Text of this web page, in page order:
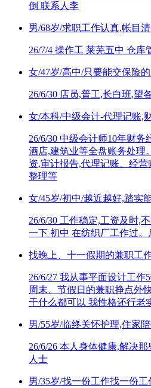
倒 联系人李
男/68岁/求职工作认真,帐目
26/7/4 操作工 莱芜五中 仓库
女/47岁/高中/只要能交保险
26/6/30 店员,普工,长白班,望
女/本科/中级会计-代理记账,
26/6/30 中级会计师10年财务
酒店,建筑业等全盘账务处理
资,审计报告,代理记账、经
整理等
女/45岁/初中/越近越好,踏实
26/6/30 工作稳定,工资及时,
一下 初中 在纺织厂工作过
找晚上、十一假期的兼职工
26/6/27 我从事平面设计工作
周末、节假日的兼职挣点外
干什么都可以 我性格还行老
男/55岁/临终关怀护理,住家
26/6/26 本人身体健康,解决
人士
男/35岁/找一份工作找一份工